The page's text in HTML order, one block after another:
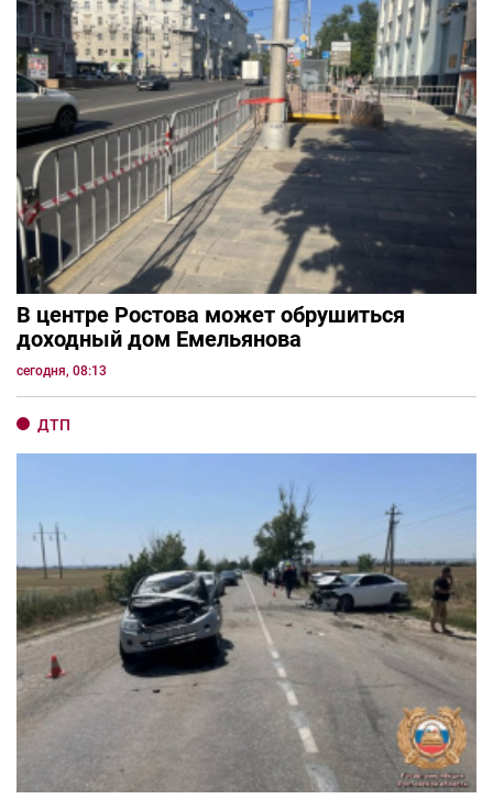
В центре Ростова может обрушиться
доходный дом Емельянова
сегодня, 08:13
ДТП